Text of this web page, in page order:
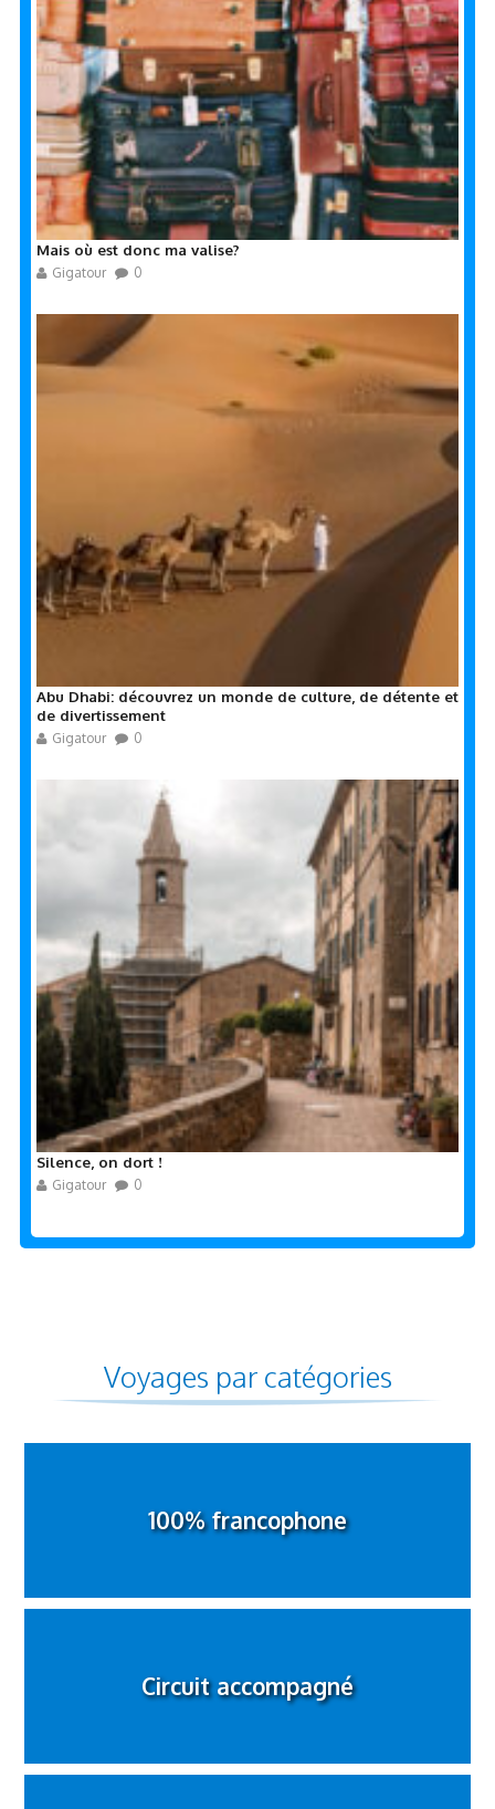
Mais où est donc ma valise?
Gigatour 0
Abu Dhabi: découvrez un monde de culture, de détente et
de divertissement
Gigatour 0
Silence, on dort !
Gigatour 0
Voyages par catégories
100% francophone
Circuit accompagné